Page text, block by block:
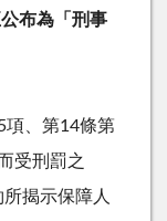
布為「刑事
項、第14條第
受刑罰之
揭示保障人